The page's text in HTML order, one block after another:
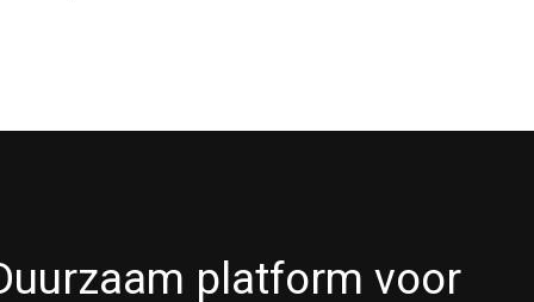
platform voor